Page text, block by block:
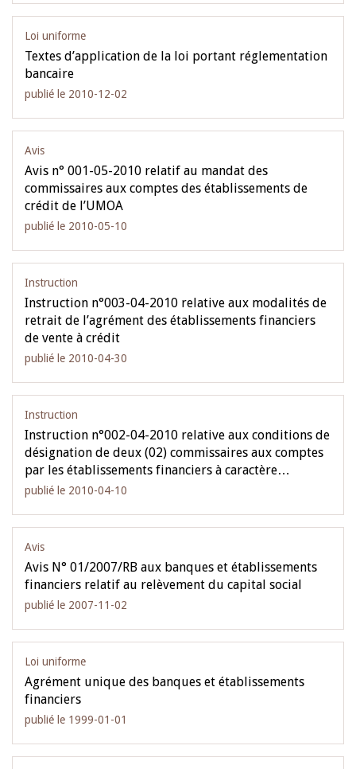
Loi uniforme
Textes d’application de la loi portant réglementation
bancaire
publié le 2010-12-02
Avis
Avis n° 001-05-2010 relatif au mandat des
commissaires aux comptes des établissements de
crédit de l’UMOA
publié le 2010-05-10
Instruction
Instruction n°003-04-2010 relative aux modalités de
retrait de l’agrément des établissements financiers
de vente à crédit
publié le 2010-04-30
Instruction
Instruction n°002-04-2010 relative aux conditions de
désignation de deux (02) commissaires aux comptes
par les établissements financiers à caractère…
publié le 2010-04-10
Avis
Avis N° 01/2007/RB aux banques et établissements
financiers relatif au relèvement du capital social
publié le 2007-11-02
Loi uniforme
Agrément unique des banques et établissements
financiers
publié le 1999-01-01